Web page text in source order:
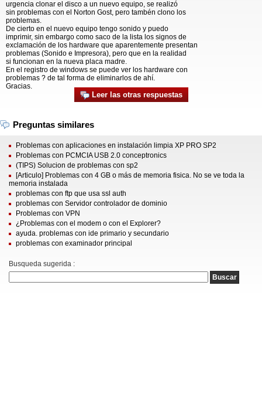
urgencia clonar el disco a un nuevo equipo, se realizó
sin problemas con el Norton Gost, pero tambén clono los
problemas.
De cierto en el nuevo equipo tengo sonido y puedo
imprimir, sin embargo como saco de la lista los signos de
exclamación de los hardware que aparentemente presentan
problemas (Sonido e Impresora), pero que en la realidad
si funcionan en la nueva placa madre.
En el registro de windows se puede ver los hardware con
problemas ? de tal forma de eliminarlos de ahí.
Gracias.
Leer las otras respuestas
Preguntas similares
Problemas con aplicaciones en instalación limpia XP PRO SP2
Problemas con PCMCIA USB 2.0 conceptronics
(TIPS) Solucion de problemas con sp2
[Articulo] Problemas con 4 GB o más de memoria fisica. No se ve toda la
memoria instalada
problemas con ftp que usa ssl auth
problemas con Servidor controlador de dominio
Problemas con VPN
¿Problemas con el modem o con el Explorer?
ayuda. problemas con ide primario y secundario
problemas con examinador principal
Busqueda sugerida :